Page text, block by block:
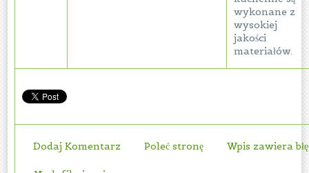
wykonane z
wysokiej
jakości
materiałów.
Dodaj Komentarz Poleć stronę Wpis zawiera